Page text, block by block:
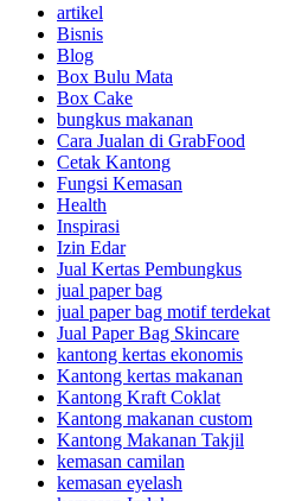
artikel
Bisnis
Blog
Box Bulu Mata
Box Cake
bungkus makanan
Cara Jualan di GrabFood
Cetak Kantong
Fungsi Kemasan
Health
Inspirasi
Izin Edar
Jual Kertas Pembungkus
jual paper bag
jual paper bag motif terdekat
Jual Paper Bag Skincare
kantong kertas ekonomis
Kantong kertas makanan
Kantong Kraft Coklat
Kantong makanan custom
Kantong Makanan Takjil
kemasan camilan
kemasan eyelash